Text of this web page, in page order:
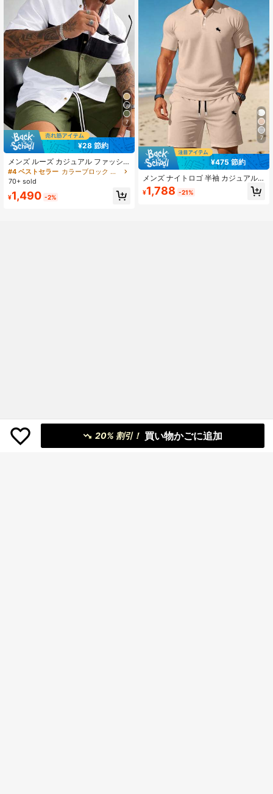
7
¥28 節約
メンズ ルーズ カジュアル ファッシ
ョン 2点セット、半袖オープンフロ
ントシャツとショーツ、カラーブロ
ストリングショーツシリーズ、リゾ
ートウェア
#4 ベストセラー
カラーブロック メンズシャツコーデ
70+ sold
¥1,490 -2%
7
¥475 節約
メンズ ナイトロゴ 半袖 カジュアル
通勤 ルーズ ポロシャツ＆ドロースト
リング ショーツ セット、軽量で快
¥1,788 -21%
20% 割引！ 買い物かごに追加